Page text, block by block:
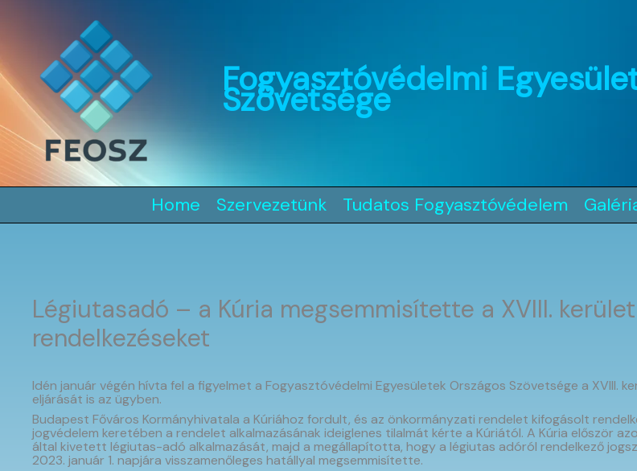
Fogyasztóvédelmi
Szövetsége
Home Szervezetünk Tudatos Fogyasztóvédelem
Légiutasadó – a Kúria megsemmisítette a XVIII.
rendelkezéseket
Idén január végén hívta fel a figyelmet a Fogyasztóvédelmi Egyesületek Országos Szövetsége a
eljárását is az ügyben.
Budapest Főváros Kormányhivatala a Kúriához fordult, és az önkormányzati rendelet kifogásolt
jogvédelem keretében a rendelet alkalmazásának ideiglenes tilalmát kérte a Kúriától. A Kúria először
által kivetett légiutas-adó alkalmazását, majd a megállapította, hogy a légiutas adóról rendelkező
2023. január 1. napjára visszamenőleges hatállyal megsemmisítette.